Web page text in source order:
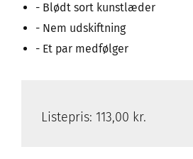
- Blødt sort kunstlæder
- Nem udskiftning
- Et par medfølger
Listepris: 113,00 kr.